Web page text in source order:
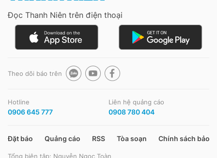
Đọc Thanh Niên trên điện thoại
Theo dõi báo trên
Hotline
0906 645 777
Liên hệ quảng cáo
0908 780 404
Đặt báo Quảng cáo RSS Tòa soạn Chính sách bảo
Tổng biên tập: Nguyễn Ngọc Toàn